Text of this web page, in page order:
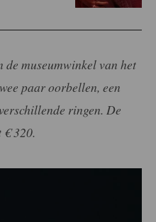
museumwinkel van het
paar oorbellen, een
ringen. De
320.